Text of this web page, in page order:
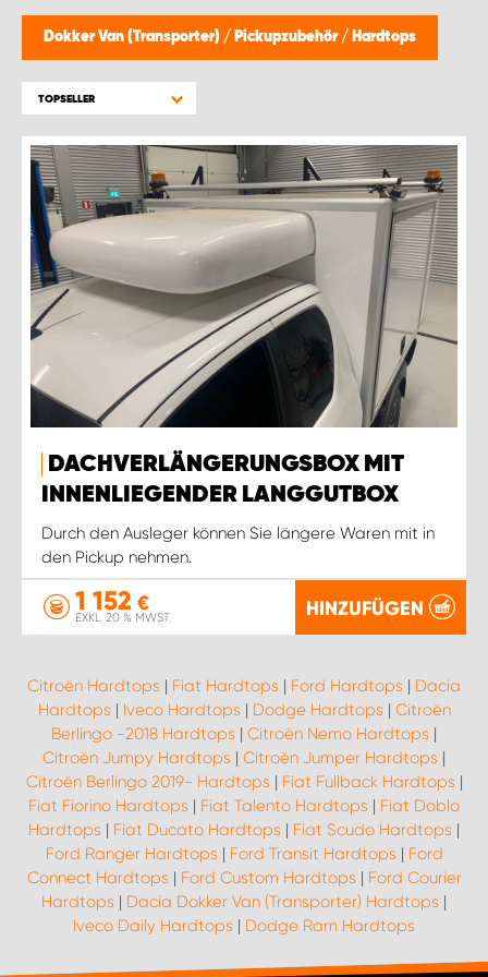
Dokker Van (Transporter) / Pickupzubehör / Hardtops
TOPSELLER
DACHVERLÄNGERUNGSBOX MIT
INNENLIEGENDER LANGGUTBOX
Durch den Ausleger können Sie längere Waren mit in
den Pickup nehmen.
1 152 €
EXKL. 20 % MWST. HINZUFÜGEN
Citroën Hardtops | Fiat Hardtops | Ford Hardtops | Dacia
Hardtops | Iveco Hardtops | Dodge Hardtops | Citroën
Berlingo -2018 Hardtops | Citroën Nemo Hardtops |
Citroën Jumpy Hardtops | Citroën Jumper Hardtops |
Citroën Berlingo 2019- Hardtops | Fiat Fullback Hardtops |
Fiat Fiorino Hardtops | Fiat Talento Hardtops | Fiat Doblo
Hardtops | Fiat Ducato Hardtops | Fiat Scudo Hardtops |
Ford Ranger Hardtops | Ford Transit Hardtops | Ford
Connect Hardtops | Ford Custom Hardtops | Ford Courier
Hardtops | Dacia Dokker Van (Transporter) Hardtops |
Iveco Daily Hardtops | Dodge Ram Hardtops